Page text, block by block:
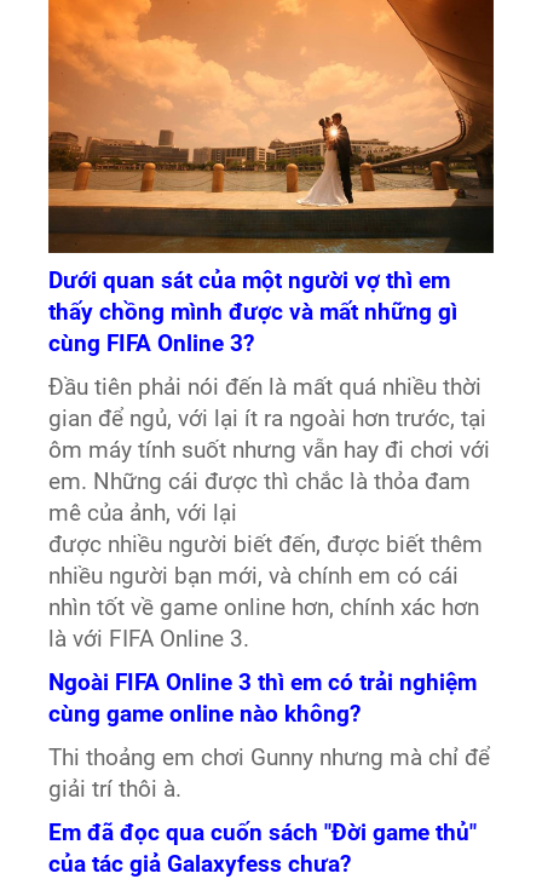
Dưới quan sát của một người vợ thì em
thấy chồng mình được và mất những gì
cùng FIFA Online 3?
Đầu tiên phải nói đến là mất quá nhiều thời
gian để ngủ, với lại ít ra ngoài hơn trước, tại
ôm máy tính suốt nhưng vẫn hay đi chơi với
em. Những cái được thì chắc là thỏa đam
mê của ảnh, với lại
được nhiều người biết đến, được biết thêm
nhiều người bạn mới, và chính em có cái
nhìn tốt về game online hơn, chính xác hơn
là với FIFA Online 3.
Ngoài FIFA Online 3 thì em có trải nghiệm
cùng game online nào không?
Thi thoảng em chơi Gunny nhưng mà chỉ để
giải trí thôi à.
Em đã đọc qua cuốn sách "Đời game thủ"
của tác giả Galaxyfess chưa?